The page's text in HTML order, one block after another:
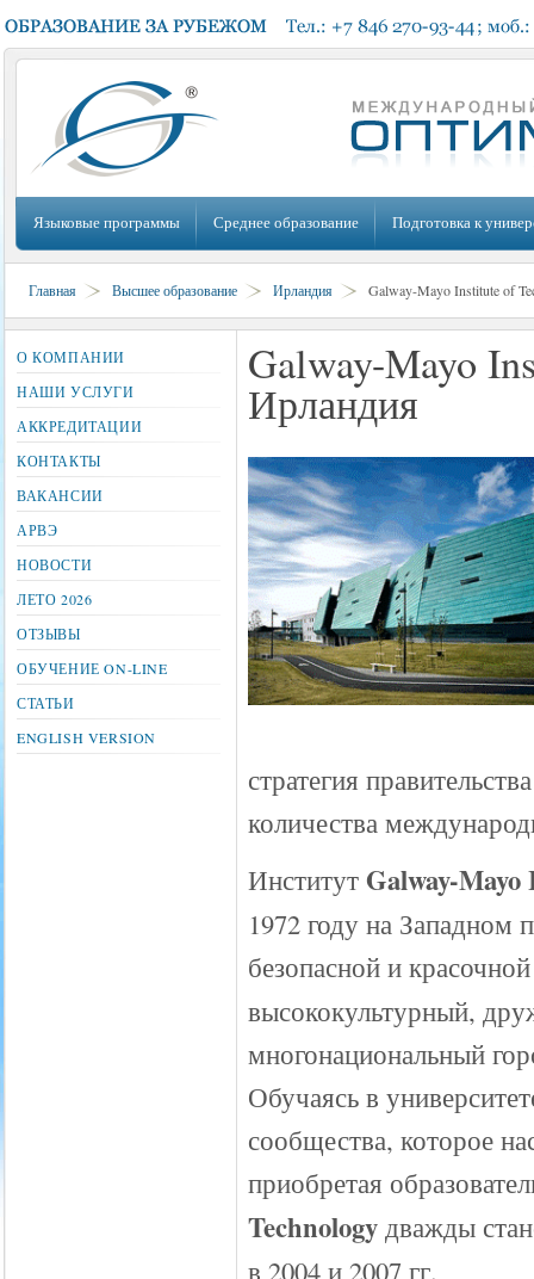
Языковые программы Среднее образование Подготовка к
Главная Высшее образование Ирландия Galway-Mayo Institute of
Galway-Mayo
Ирландия
стратегия
количества
Институт Galway-
1972 году на Западном
безопасной и
высококультурный,
многонациональный
Обучаясь в
сообщества, которое
приобретая
Technology дважды
в 2004 и 2007 гг.
О КОМПАНИИ
НАШИ УСЛУГИ
АККРЕДИТАЦИИ
КОНТАКТЫ
ВАКАНСИИ
АРВЭ
НОВОСТИ
ЛЕТО 2026
ОТЗЫВЫ
ОБУЧЕНИЕ ON-LINE
СТАТЬИ
ENGLISH VERSION